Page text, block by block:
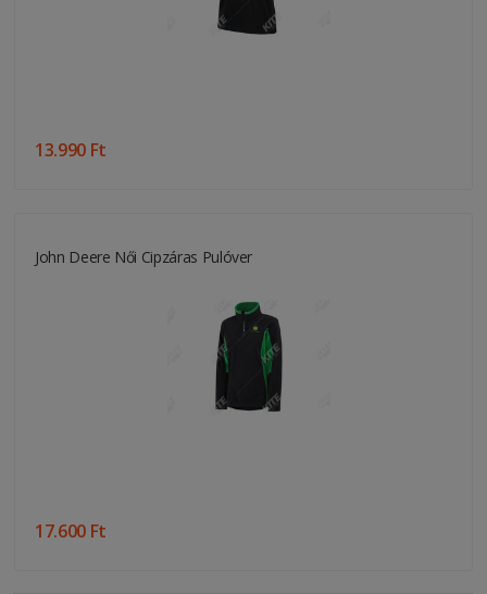
13.990 Ft
John Deere Női Cipzáras Pulóver
17.600 Ft